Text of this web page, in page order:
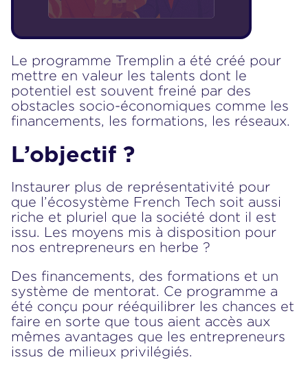
Le programme Tremplin a été créé pour
mettre en valeur les talents dont le
potentiel est souvent freiné par des
obstacles socio-économiques comme les
financements, les formations, les réseaux.
L’objectif ?
Instaurer plus de représentativité pour
que l’écosystème French Tech soit aussi
riche et pluriel que la société dont il est
issu. Les moyens mis à disposition pour
nos entrepreneurs en herbe ?
Des financements, des formations et un
système de mentorat. Ce programme a
été conçu pour rééquilibrer les chances et
faire en sorte que tous aient accès aux
mêmes avantages que les entrepreneurs
issus de milieux privilégiés.